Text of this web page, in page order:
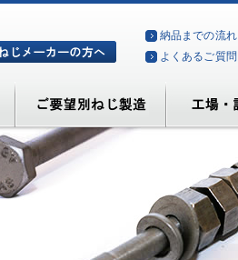
納品までの流れ
よくあるご質問